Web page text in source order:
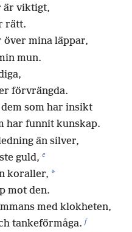
är viktigt,
rätt.
över mina läppar,
mun.
förvrängda.
som har insikt
har funnit kunskap.
än silver,
guld, e
koraller, *
mot den.
med klokheten,
tankeförmåga. f